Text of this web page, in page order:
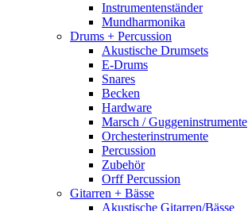
Instrumentenständer
Mundharmonika
Drums + Percussion
Akustische Drumsets
E-Drums
Snares
Becken
Hardware
Marsch / Guggeninstrumente
Orchesterinstrumente
Percussion
Zubehör
Orff Percussion
Gitarren + Bässe
Akustische Gitarren/Bässe